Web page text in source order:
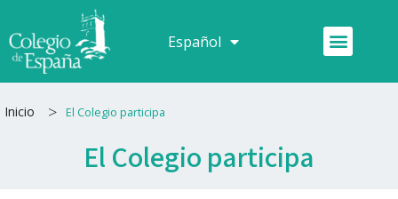
al
contenido
Español
Français Menú
Inicio > El Colegio participa
El Colegio participa